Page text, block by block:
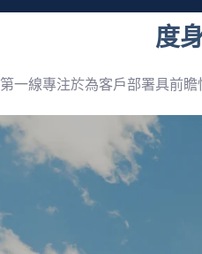
度
第一線專注於為客戶部署具前